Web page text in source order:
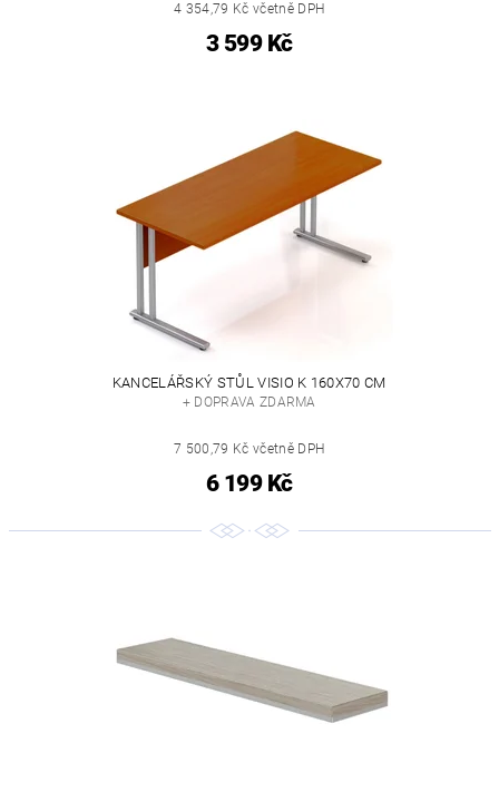
4 354,79 Kč včetně DPH
3 599 Kč
KANCELÁŘSKÝ STŮL VISIO K 160X70 CM
+ DOPRAVA ZDARMA
7 500,79 Kč včetně DPH
6 199 Kč